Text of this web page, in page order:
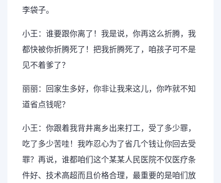
李袋子。
小王：谁要跟你离了！我是说，你再这么折腾，我
都快被你折腾死了！把我折腾死了，咱孩子可不是
见不着爹了？
丽丽：回家生多好，你非让我来这儿，你咋就不知
道省点钱呢？
小王：你跟着我背井离乡出来打工，受了多少罪，
吃了多少苦哇！我咋忍心为了省几个钱让你回去受
罪？再说，谁都咱们这个某某人民医院不仅医疗条
件好、技术高超而且价格合理，最重要的是咱们放